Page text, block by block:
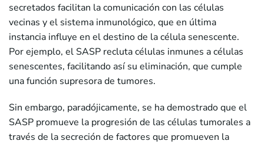
secretados facilitan la comunicación con las células
vecinas y el sistema inmunológico, que en última
instancia influye en el destino de la célula senescente.
Por ejemplo, el SASP recluta células inmunes a células
senescentes, facilitando así su eliminación, que cumple
una función supresora de tumores.
Sin embargo, paradójicamente, se ha demostrado que el
SASP promueve la progresión de las células tumorales a
través de la secreción de factores que promueven la